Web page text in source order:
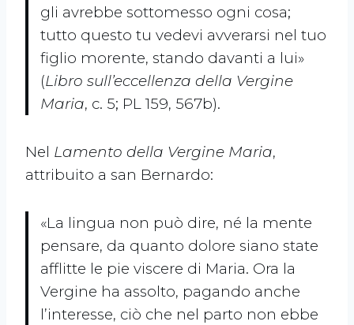
gli avrebbe sottomesso ogni cosa;
tutto questo tu vedevi avverarsi nel tuo
figlio morente, stando davanti a lui»
(Libro sull’eccellenza della Vergine
Maria, c. 5; PL 159, 567b).
Nel Lamento della Vergine Maria,
attribuito a san Bernardo:
«La lingua non può dire, né la mente
pensare, da quanto dolore siano state
afflitte le pie viscere di Maria. Ora la
Vergine ha assolto, pagando anche
l’interesse, ciò che nel parto non ebbe